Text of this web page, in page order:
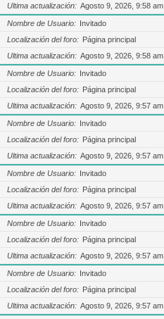
Ultima actualización
Agosto 9, 2026, 9:58 am
Nombre de Usuario
Invitado
Localización del foro
Página principal
Ultima actualización
Agosto 9, 2026, 9:58 am
Nombre de Usuario
Invitado
Localización del foro
Página principal
Ultima actualización
Agosto 9, 2026, 9:57 am
Nombre de Usuario
Invitado
Localización del foro
Página principal
Ultima actualización
Agosto 9, 2026, 9:57 am
Nombre de Usuario
Invitado
Localización del foro
Página principal
Ultima actualización
Agosto 9, 2026, 9:57 am
Nombre de Usuario
Invitado
Localización del foro
Página principal
Ultima actualización
Agosto 9, 2026, 9:57 am
Nombre de Usuario
Invitado
Localización del foro
Página principal
Ultima actualización
Agosto 9, 2026, 9:57 am